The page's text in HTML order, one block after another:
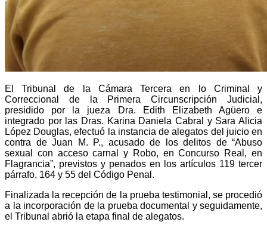
El Tribunal de la Cámara Tercera en lo Criminal y
Correccional de la Primera Circunscripción Judicial,
presidido por la jueza Dra. Edith Elizabeth Agüero e
integrado por las Dras. Karina Daniela Cabral y Sara Alicia
López Douglas, efectuó la instancia de alegatos del juicio en
contra de Juan M. P., acusado de los delitos de “Abuso
sexual con acceso carnal y Robo, en Concurso Real, en
Flagrancia”, previstos y penados en los artículos 119 tercer
párrafo, 164 y 55 del Código Penal.
Finalizada la recepción de la prueba testimonial, se procedió
a la incorporación de la prueba documental y seguidamente,
el Tribunal abrió la etapa final de alegatos.